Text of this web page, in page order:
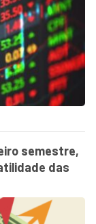
semestre,
das